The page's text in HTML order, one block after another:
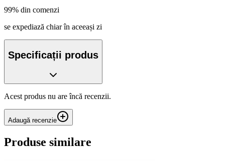
99% din comenzi
se expediază chiar în aceeași zi
Specificații produs
Acest produs nu are încă recenzii.
Adaugă recenzie
Produse similare